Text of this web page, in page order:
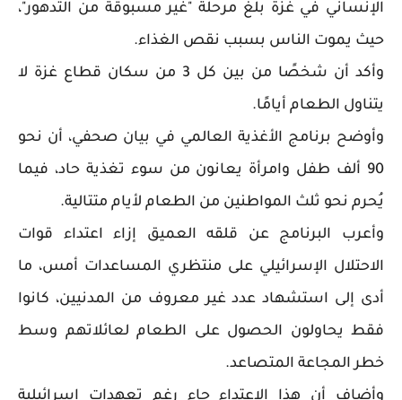
الإنساني في غزة بلغ مرحلة "غير مسبوقة من التدهور"،
حيث يموت الناس بسبب نقص الغذاء.
وأكد أن شخصًا من بين كل 3 من سكان قطاع غزة لا
يتناول الطعام أيامًا.
وأوضح برنامج الأغذية العالمي في بيان صحفي، أن نحو
90 ألف طفل وامرأة يعانون من سوء تغذية حاد، فيما
يُحرم نحو ثلث المواطنين من الطعام لأيام متتالية.
وأعرب البرنامج عن قلقه العميق إزاء اعتداء قوات
الاحتلال الإسرائيلي على منتظري المساعدات أمس، ما
أدى إلى استشهاد عدد غير معروف من المدنيين، كانوا
فقط يحاولون الحصول على الطعام لعائلاتهم وسط
خطر المجاعة المتصاعد.
وأضاف أن هذا الاعتداء جاء رغم تعهدات إسرائيلية